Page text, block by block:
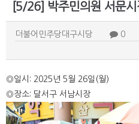
[5/26] 박주민의원 서문
더불어민주당대구시당 0
◎일시: 2025년 5월 26일(월)
◎장소: 달서구 서남시장